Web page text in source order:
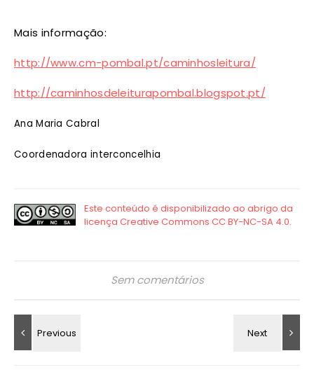
Mais informação:
http://www.cm-pombal.pt/caminhosleitura/
http://caminhosdeleiturapombal.blogspot.pt/
Ana Maria Cabral
Coordenadora interconcelhia
Sem comentários